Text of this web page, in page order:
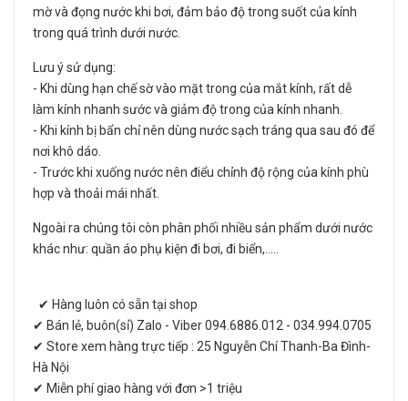
mờ và đọng nước khi bơi, đảm bảo độ trong suốt của kính
trong quá trình dưới nước.
Lưu ý sử dụng:
- Khi dùng hạn chế sờ vào mặt trong của mắt kính, rất dễ
làm kính nhanh sước và giảm độ trong của kính nhanh.
- Khi kính bị bẩn chỉ nên dùng nước sạch tráng qua sau đó để
nơi khô dáo.
- Trước khi xuống nước nên điểu chỉnh độ rộng của kính phù
hợp và thoải mái nhất.
Ngoài ra chúng tôi còn phân phối nhiều sản phẩm dưới nước
khác như: quần áo phụ kiện đi bơi, đi biển,.....
✔ Hàng luôn có sẵn tại shop
✔ Bán lẻ, buôn(sỉ) Zalo - Viber 094.6886.012 - 034.994.0705
✔ Store xem hàng trực tiếp : 25 Nguyễn Chí Thanh-Ba Đình-
Hà Nội
✔ Miễn phí giao hàng với đơn >1 triệu